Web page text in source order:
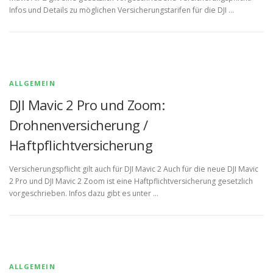
Infos und Details zu möglichen Versicherungstarifen für die DJI …
ALLGEMEIN
DJI Mavic 2 Pro und Zoom:
Drohnenversicherung /
Haftpflichtversicherung
Versicherungspflicht gilt auch für DJI Mavic 2 Auch für die neue DJI Mavic
2 Pro und DJI Mavic 2 Zoom ist eine Haftpflichtversicherung gesetzlich
vorgeschrieben. Infos dazu gibt es unter …
ALLGEMEIN